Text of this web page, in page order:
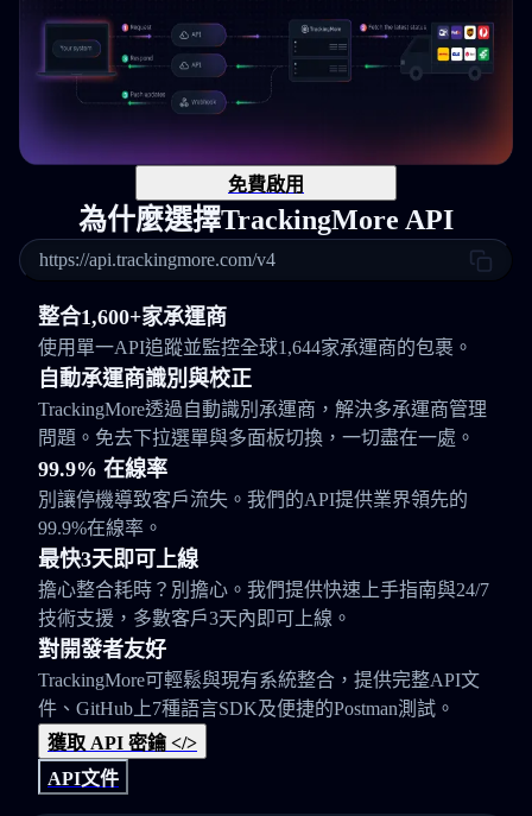
免費啟用
為什麼選擇TrackingMore API
https://api.trackingmore.com/v4
整合1,600+家承運商
使用單一API追蹤並監控全球1,644家承運商的包裹。
自動承運商識別與校正
TrackingMore透過自動識別承運商，解決多承運商管理
問題。免去下拉選單與多面板切換，一切盡在一處。
99.9% 在線率
別讓停機導致客戶流失。我們的API提供業界領先的
99.9%在線率。
最快3天即可上線
擔心整合耗時？別擔心。我們提供快速上手指南與24/7
技術支援，多數客戶3天內即可上線。
對開發者友好
TrackingMore可輕鬆與現有系統整合，提供完整API文
件、GitHub上7種語言SDK及便捷的Postman測試。
獲取 API 密鑰 </>
API文件